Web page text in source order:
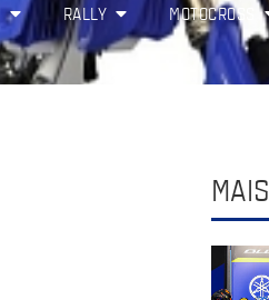
RALLY MOTOCROSS
MAIS